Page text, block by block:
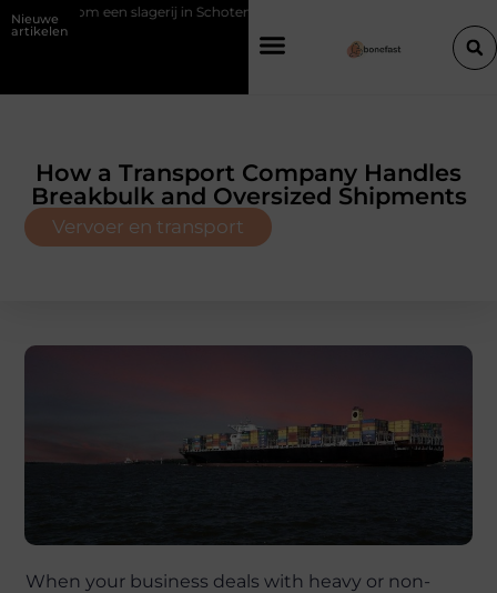
Nieuwe
artikelen
een slagerij in Schoten bouwt op vertrouwen en vakmanschap
How a Transport Company Handles
Breakbulk and Oversized Shipments
Vervoer en transport
When your business deals with heavy or non-